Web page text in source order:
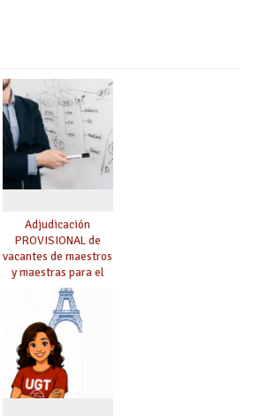
Adjudicación
PROVISIONAL de
vacantes de maestros
y maestras para el
curso 26-27